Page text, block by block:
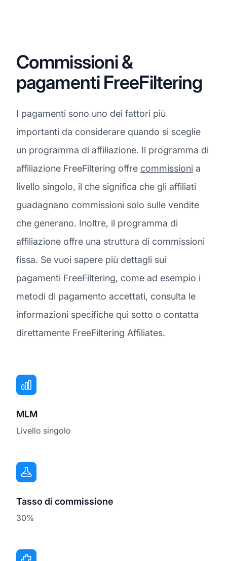
Commissioni &
pagamenti FreeFiltering
I pagamenti sono uno dei fattori più
importanti da considerare quando si sceglie
un programma di affiliazione. Il programma di
affiliazione FreeFiltering offre commissioni a
livello singolo, il che significa che gli affiliati
guadagnano commissioni solo sulle vendite
che generano. Inoltre, il programma di
affiliazione offre una struttura di commissioni
fissa. Se vuoi sapere più dettagli sui
pagamenti FreeFiltering, come ad esempio i
metodi di pagamento accettati, consulta le
informazioni specifiche qui sotto o contatta
direttamente FreeFiltering Affiliates.
MLM
Livello singolo
Tasso di commissione
30%